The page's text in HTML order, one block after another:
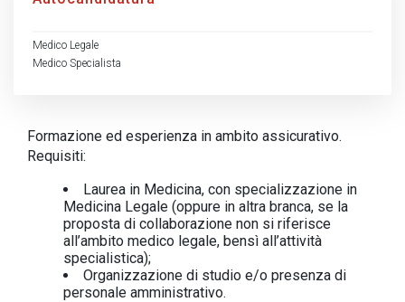
Formazione ed esperienza in ambito assicurativo.
Requisiti:
Laurea in Medicina, con specializzazione in
Medicina Legale (oppure in altra branca, se la
proposta di collaborazione non si riferisce
all’ambito medico legale, bensì all’attività
specialistica);
Organizzazione di studio e/o presenza di
personale amministrativo.
Medico Legale
Medico Specialista